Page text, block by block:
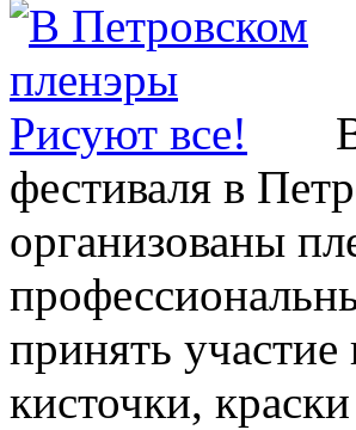
фестиваля в
организованы
принять
кисточки,